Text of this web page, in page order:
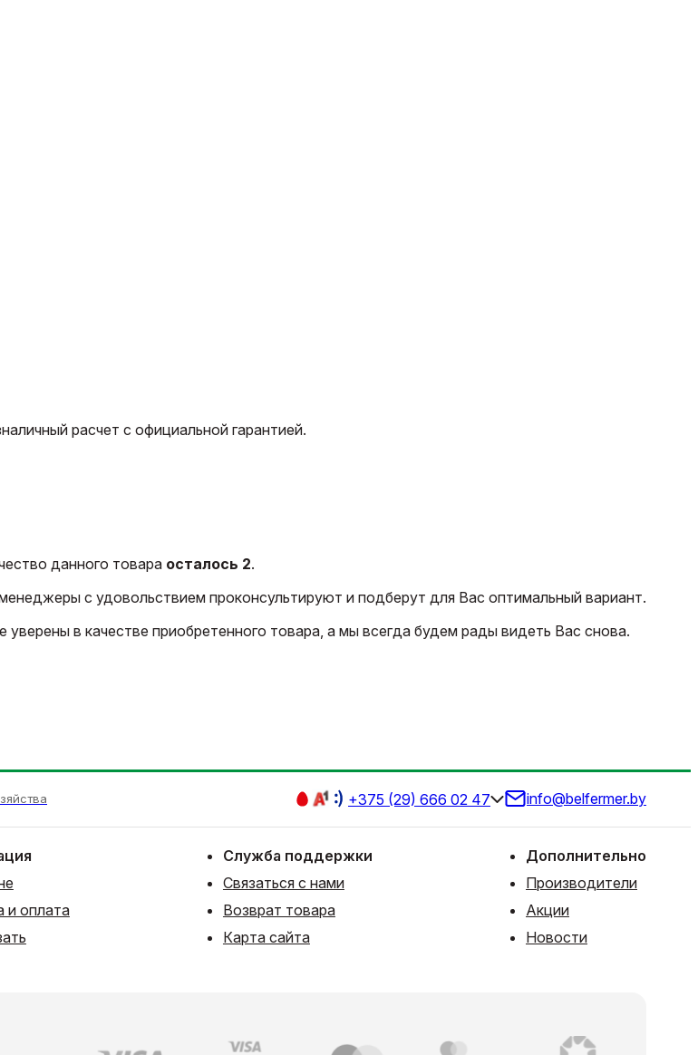
расчет с официальной гарантией.
данного товара осталось 2.
с удовольствием проконсультируют и подберут для Вас оптимальный вариант.
в качестве приобретенного товара, а мы всегда будем рады видеть Вас снова.
+375 (29) 666 02 47 info@belfermer.by
и оплата
Служба поддержки
Связаться с нами
Возврат товара
Карта сайта
Дополнительно
Производители
Акции
Новости